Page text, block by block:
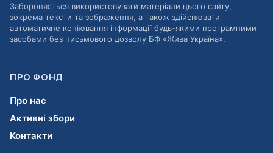
Забороняється використовувати матеріали цього сайту,
зокрема тексти та зображення, а також здійснювати
автоматичне копіювання інформації будь-якими програмними
засобами без письмового дозволу БФ «Жива Україна».
ПРО ФОНД
Про нас
Активні збори
Контакти